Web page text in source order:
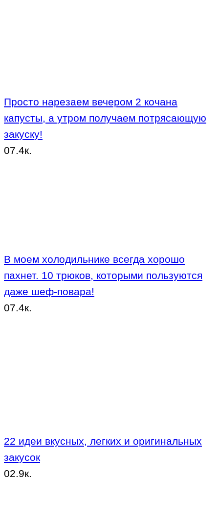
Просто нарезаем вечером 2 кочана
капусты, а утром получаем потрясающую
закуску!
07.4к.
В моем холодильнике всегда хорошо
пахнет. 10 трюков, которыми пользуются
даже шеф-повара!
07.4к.
22 идеи вкусных, легких и оригинальных
закусок
02.9к.